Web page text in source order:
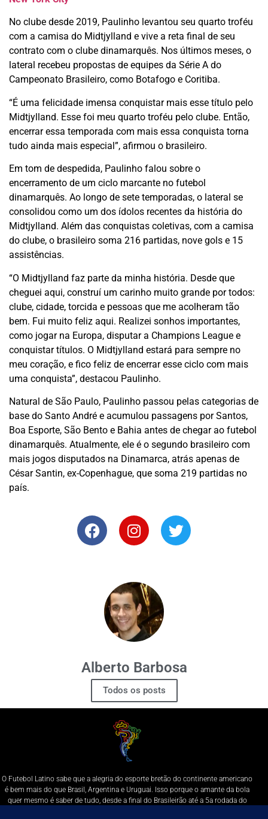
No clube desde 2019, Paulinho levantou seu quarto troféu
com a camisa do Midtjylland e vive a reta final de seu
contrato com o clube dinamarquês. Nos últimos meses, o
lateral recebeu propostas de equipes da Série A do
Campeonato Brasileiro, como Botafogo e Coritiba.
“É uma felicidade imensa conquistar mais esse título pelo
Midtjylland. Esse foi meu quarto troféu pelo clube. Então,
encerrar essa temporada com mais essa conquista torna
tudo ainda mais especial”, afirmou o brasileiro.
Em tom de despedida, Paulinho falou sobre o
encerramento de um ciclo marcante no futebol
dinamarquês. Ao longo de sete temporadas, o lateral se
consolidou como um dos ídolos recentes da história do
Midtjylland. Além das conquistas coletivas, com a camisa
do clube, o brasileiro soma 216 partidas, nove gols e 15
assistências.
“O Midtjylland faz parte da minha história. Desde que
cheguei aqui, construí um carinho muito grande por todos:
clube, cidade, torcida e pessoas que me acolheram tão
bem. Fui muito feliz aqui. Realizei sonhos importantes,
como jogar na Europa, disputar a Champions League e
conquistar títulos. O Midtjylland estará para sempre no
meu coração, e fico feliz de encerrar esse ciclo com mais
uma conquista”, destacou Paulinho.
Natural de São Paulo, Paulinho passou pelas categorias de
base do Santo André e acumulou passagens por Santos,
Boa Esporte, São Bento e Bahia antes de chegar ao futebol
dinamarquês. Atualmente, ele é o segundo brasileiro com
mais jogos disputados na Dinamarca, atrás apenas de
César Santin, ex-Copenhague, que soma 219 partidas no
país.
Alberto Barbosa
Todos os posts
O Futebol Latino sabe que a alegria do esporte bretão do continente americano
é bem mais do que Brasil, Argentina e Uruguai. Isso porque o amante da bola
quer mesmo é saber de tudo, desde a final do Brasileirão até a 5a rodada do